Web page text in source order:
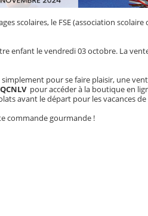
scolaires, le FSE (association
enfant le vendredi 03 octobre. La
pour se faire plaisir, une
pour accéder à la boutique en
avant le départ pour les vacances
commande gourmande !